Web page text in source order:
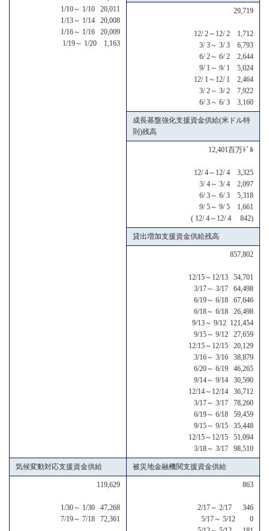
1/10～ 1/10 20,011
1/13～ 1/14 20,008
1/16～ 1/16 20,009
1/19～ 1/20 1,163
29,719
12/ 2～12/ 2 1,712
3/ 3～ 3/ 3 6,793
6/ 2～ 6/ 2 2,644
9/ 1～ 9/ 1 5,024
12/ 1～12/ 1 2,464
3/ 2～ 3/ 2 7,922
6/ 3～ 6/ 3 3,160
成長基盤強化支援資金供給(米ドル特
則)残高
12,401百万ﾄﾞﾙ
12/ 4～12/ 4 3,325
3/ 4～ 3/ 4 2,097
6/ 3～ 6/ 3 5,318
9/ 5～ 9/ 5 1,661
( 12/ 4～12/ 4 842)
貸出増加支援資金供給残高
857,802
12/15～12/13 54,701
3/17～ 3/17 64,498
6/19～ 6/18 67,646
6/18～ 6/18 26,498
9/13～ 9/12 121,454
9/15～ 9/12 27,659
12/15～12/15 20,129
3/16～ 3/16 38,879
6/20～ 6/19 46,265
9/14～ 9/14 30,590
12/14～12/14 36,712
3/17～ 3/17 78,260
6/19～ 6/18 59,459
9/15～ 9/15 35,448
12/15～12/15 51,094
3/18～ 3/17 98,510
気候変動対応支援資金供給 被災地金融機関支援資金供給
119,629
1/30～ 1/30 47,268
7/19～ 7/18 72,361
863
2/17～ 2/17 346
5/17～ 5/12 0